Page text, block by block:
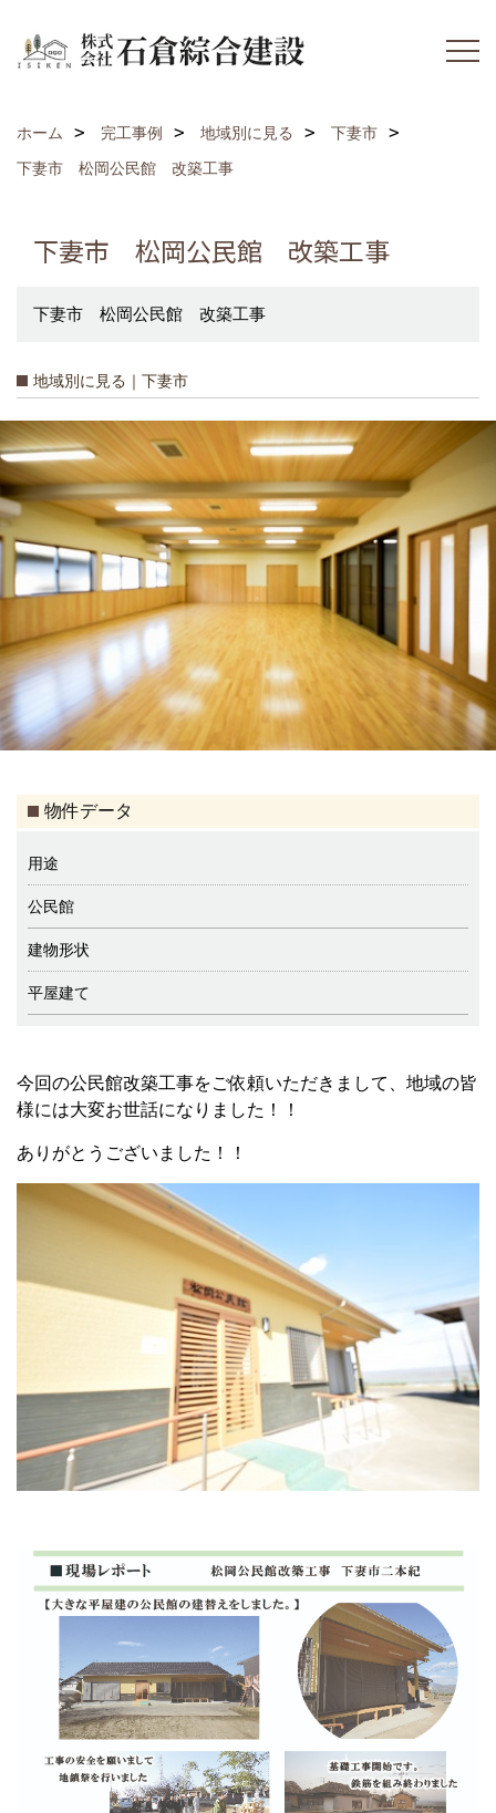
ホーム 完工事例 地域別に見る
下妻市
下妻市 松岡公民館 改築工事
下妻市 松岡公民館 改築工事
下妻市 松岡公民館 改築工事
地域別に見る｜下妻市
物件データ
用途
公民館
建物形状
平屋建て
今回の公民館改築工事をご依頼いただきまして、地域の皆
様には大変お世話になりました！！
ありがとうございました！！